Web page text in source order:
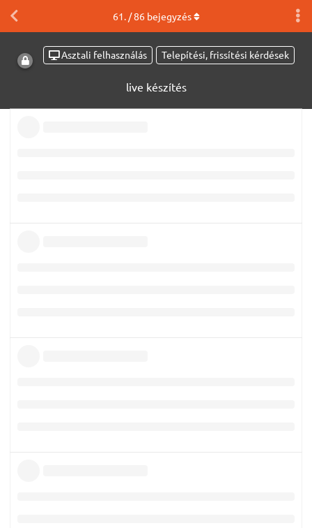
Asztali felhasználás Telepítési, frissítési kérdések
live készítés
61. /86bejegyzés